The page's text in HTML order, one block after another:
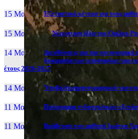
15 Μαι, 26 Εξεταστικά κέντρα για τους
15 Μαι, 2026 Νέα ιστοσελίδα του Ομίλου
14 Μαι, 26
Διευθύνσεις για την
δοκιμασία των υποψηφίων για
έτους 2026-2027
14 Μαι, 26 Yποβολή μηχανογραφικού για
11 Μαι, 26 Πρόγραμμα ενδοσχολικών
11 Μαι, 26 Βράβευση του μαθητή Ιωάννη